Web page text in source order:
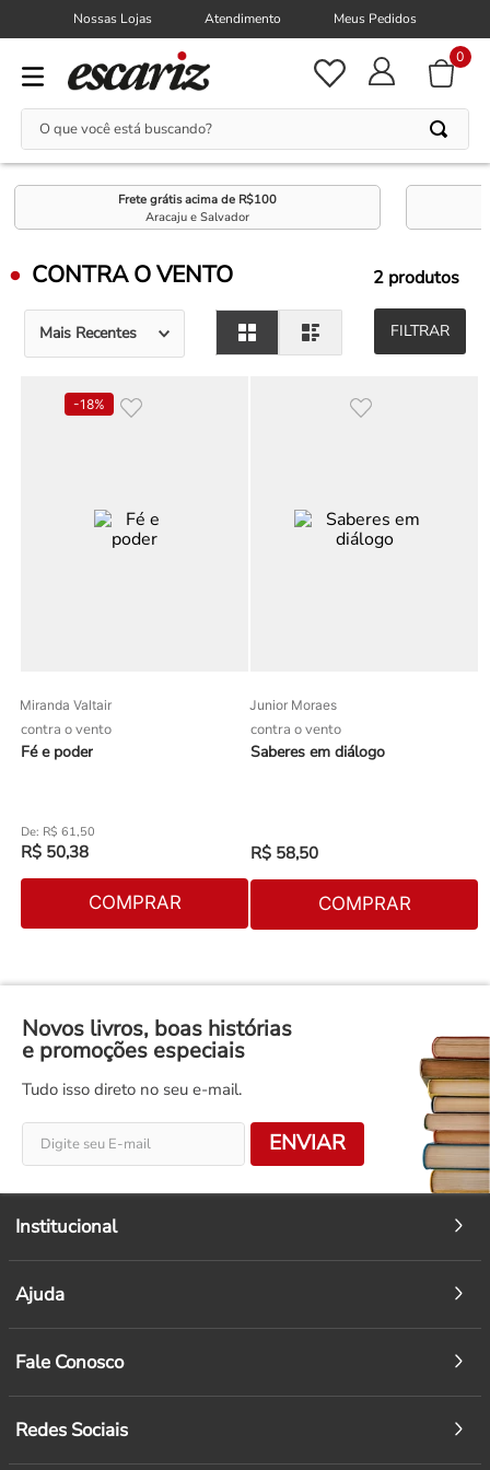
Nossas Lojas Atendimento Meus Pedidos
0
O que você está buscando?
Frete grátis acima de R$100
Aracaju e Salvador
CONTRA O VENTO 2 produtos
Mais Recentes FILTRAR
-18%
Miranda Valtair
contra o vento
Fé e poder
R$ 61,50
R$ 50,38
COMPRAR
Junior Moraes
contra o vento
Saberes em diálogo
R$ 58,50
COMPRAR
Novos livros, boas histórias
e promoções especiais
Tudo isso direto no seu e-mail.
ENVIAR
Institucional
Ajuda
Fale Conosco
Redes Sociais